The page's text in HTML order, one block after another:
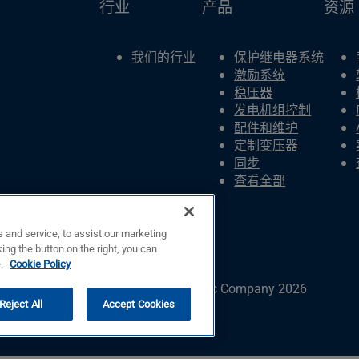
行业
我们的行业
产品
保护继电器系统
激励系统
稳压器
发电机组控制
配件和维护
定制变压器
同步
查看全部
资源
© Copyright © Basler Electric Company 2026
and service, to assist our marketing
the button on the right, you can
Cookie Policy
Reject All Accept Cookies